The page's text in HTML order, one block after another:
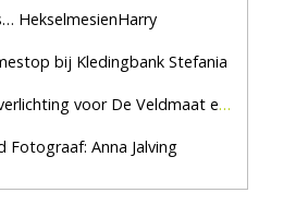
HekselmesienHarry
bij Kledingbank Stefania
voor De Veldmaat en De Pas
Fotograaf: Anna Jalving